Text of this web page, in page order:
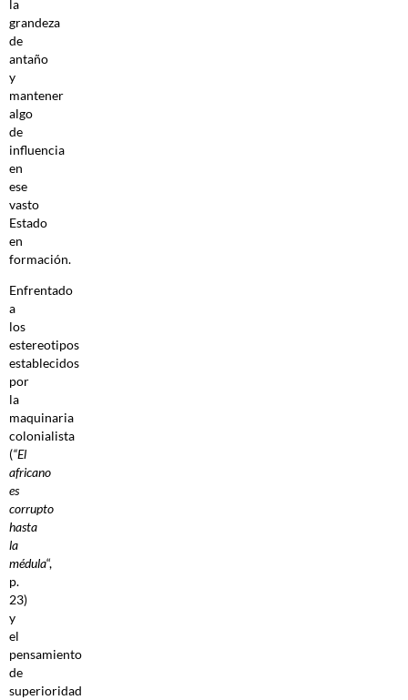
la
grandeza
de
antaño
y
mantener
algo
de
influencia
en
ese
vasto
Estado
en
formación.
Enfrentado
a
los
estereotipos
establecidos
por
la
maquinaria
colonialista
(“El
africano
es
corrupto
hasta
la
médula“,
p.
23)
y
el
pensamiento
de
superioridad